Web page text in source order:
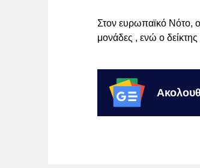
Στον ευρωπαϊκό Νότο, ο
μονάδες , ενώ ο δείκτης